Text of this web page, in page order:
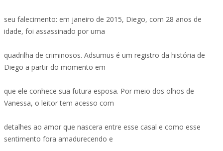
seu falecimento: em janeiro de 2015, Diego, com 28 anos de
idade, foi assassinado por uma
quadrilha de criminosos. Adsumus é um registro da história de
Diego a partir do momento em
que ele conhece sua futura esposa. Por meio dos olhos de
Vanessa, o leitor tem acesso com
detalhes ao amor que nascera entre esse casal e como esse
sentimento fora amadurecendo e